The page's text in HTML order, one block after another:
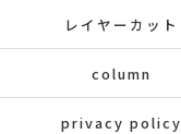
レイヤーカット
column
privacy policy